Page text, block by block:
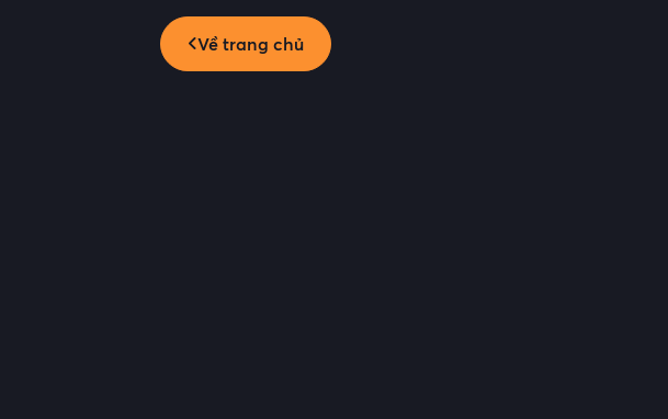
Về trang chủ